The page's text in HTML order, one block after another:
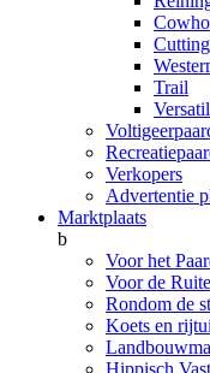
Cutting
Trail
Verkopers
Advertentie
Marktplaats
b
Voor het
Voor de
Rondom de
Koets en
Hippisch